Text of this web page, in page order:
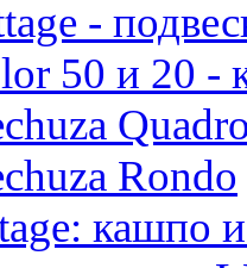
-
50 и 20
Rondo
кашпо